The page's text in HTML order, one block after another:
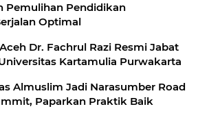
Pemulihan Pendidikan
Optimal
Dr. Fachrul Razi Resmi Jabat
Kartamulia Purwakarta
Almuslim Jadi Narasumber Road
Paparkan Praktik Baik